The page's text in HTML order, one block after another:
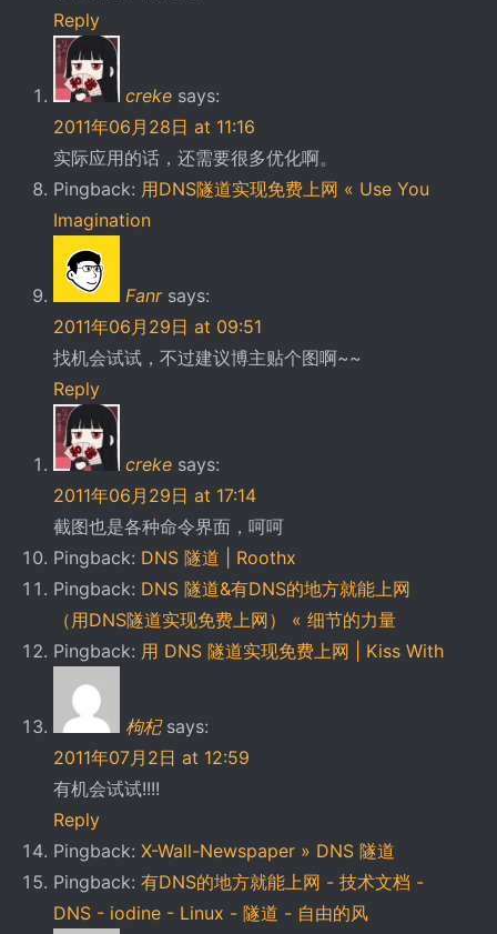
Reply
creke says:
2011年06月28日 at 11:16
实际应用的话，还需要很多优化啊。
Pingback: 用DNS隧道实现免费上网 « Use You
Imagination
Fanr says:
2011年06月29日 at 09:51
找机会试试，不过建议博主贴个图啊~~
Reply
creke says:
2011年06月29日 at 17:14
截图也是各种命令界面，呵呵
Pingback: DNS 隧道 | Roothx
Pingback: DNS 隧道&有DNS的地方就能上网
（用DNS隧道实现免费上网） « 细节的力量
Pingback: 用 DNS 隧道实现免费上网 | Kiss With
枸杞 says:
2011年07月2日 at 12:59
有机会试试!!!!
Reply
Pingback: X-Wall-Newspaper » DNS 隧道
Pingback: 有DNS的地方就能上网 - 技术文档 -
DNS - iodine - Linux - 隧道 - 自由的风